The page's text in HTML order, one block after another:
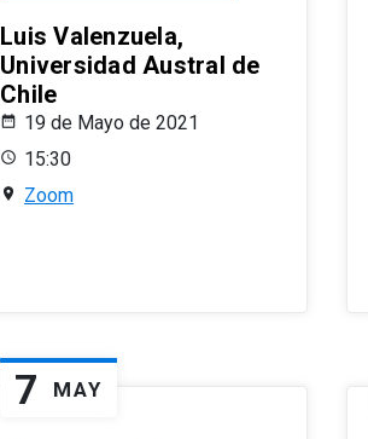
Luis Valenzuela,
Universidad Austral de
Chile
19 de Mayo de 2021
15:30
Zoom
7 MAY